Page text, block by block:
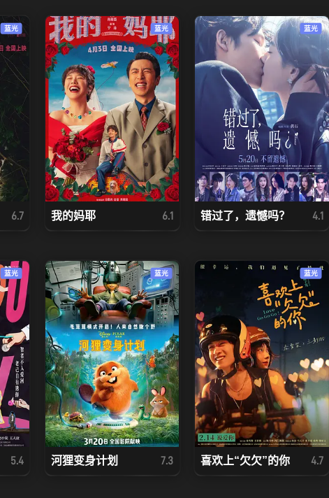
蓝光
6.7
蓝光
我的妈耶 6.1
蓝光
错过了，遗憾吗？ 4.1
蓝光
5.4
蓝光
河狸变身计划 7.3
蓝光
喜欢上“欠欠”的你 4.7